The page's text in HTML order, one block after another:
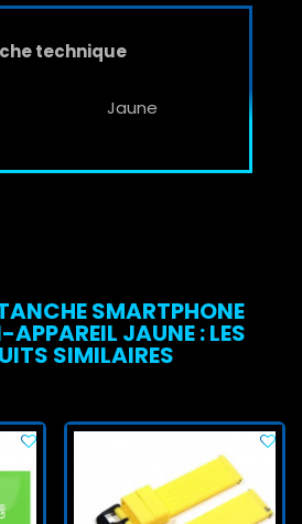
technique
Jaune
SMARTPHONE
APPAREIL JAUNE : LES
SIMILAIRES